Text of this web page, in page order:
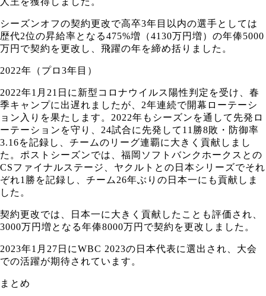
シーズンオフの契約更改で高卒3年目以内の選手としては
歴代2位の昇給率となる475%増（4130万円増）の年俸5000
万円で契約を更改し、飛躍の年を締め括りました。
2022年（プロ3年目）
2022年1月21日に新型コロナウイルス陽性判定を受け、春
季キャンプに出遅れましたが、2年連続で開幕ローテーシ
ョン入りを果たします。2022年もシーズンを通して先発ロ
ーテーションを守り、24試合に先発して11勝8敗・防御率
3.16を記録し、チームのリーグ連覇に大きく貢献しまし
た。ポストシーズンでは、福岡ソフトバンクホークスとの
CSファイナルステージ、ヤクルトとの日本シリーズでそれ
ぞれ1勝を記録し、チーム26年ぶりの日本一にも貢献しま
した。
契約更改では、日本一に大きく貢献したことも評価され、
3000万円増となる年俸8000万円で契約を更改しました。
2023年1月27日にWBC 2023の日本代表に選出され、大会
での活躍が期待されています。
まとめ